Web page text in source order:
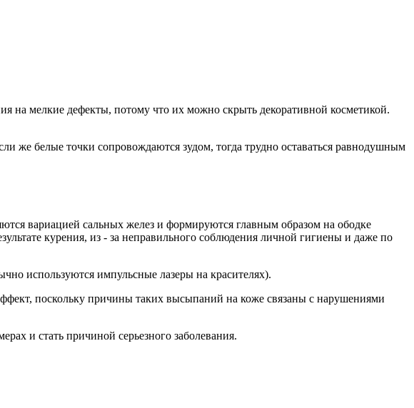
на мелкие дефекты, потому что их можно скрыть декоративной косметикой.
же белые точки сопровождаются зудом, тогда трудно оставаться равнодушным
вариацией сальных желез и формируются главным образом на ободке
курения, из - за неправильного соблюдения личной гигиены и даже по
используются импульсные лазеры на красителях).
поскольку причины таких высыпаний на коже связаны с нарушениями
и стать причиной серьезного заболевания.